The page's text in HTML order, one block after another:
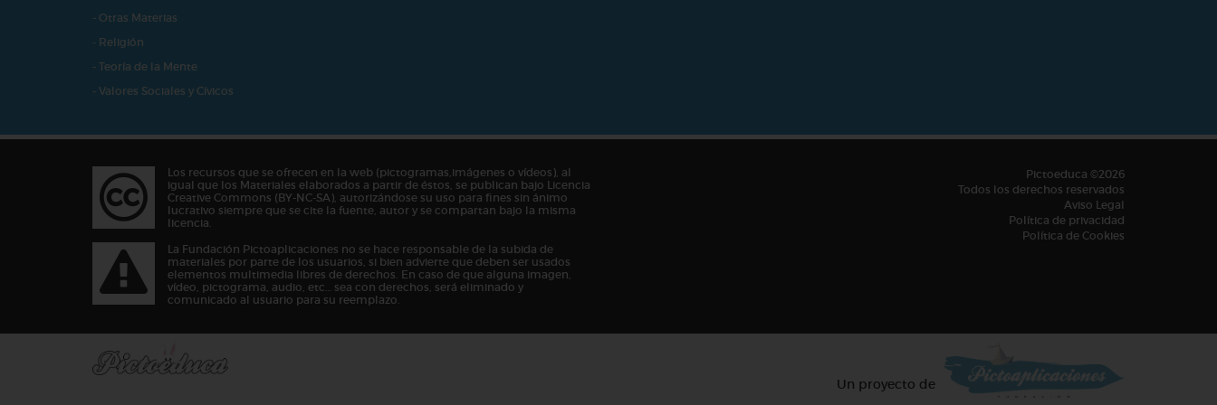
- Otras Materias
- Religión
- Teoría de la Mente
- Valores Sociales y Cívicos
Los recursos que se ofrecen en la web (pictogramas,imágenes o vídeos), al
igual que los Materiales elaborados a partir de éstos, se publican bajo Licencia
Creative Commons (BY-NC-SA), autorizándose su uso para fines sin ánimo
lucrativo siempre que se cite la fuente, autor y se compartan bajo la misma
licencia.
La Fundación Pictoaplicaciones no se hace responsable de la subida de
materiales por parte de los usuarios, si bien advierte que deben ser usados
elementos multimedia libres de derechos. En caso de que alguna imagen,
vídeo, pictograma, audio, etc… sea con derechos, será eliminado y
comunicado al usuario para su reemplazo.
Pictoeduca ©2026
Todos los derechos reservados
Aviso Legal
Política de privacidad
Política de Cookies
Un proyecto de